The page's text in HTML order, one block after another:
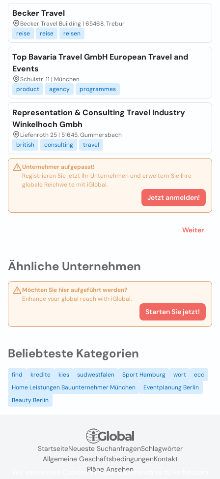
Ähnliche Unternehmen
Möchten Sie hier aufgeführt werden?
Enhance your global reach with iGlobal.
Starten Sie jetzt!
Becker Travel
Becker Travel Building | 65468, Trebur
reise
reise reisen
Top Bavaria Travel GmbH European Travel and
Events
Schulstr. 11 | München
product
agency programmes
Representation & Consulting Travel Industry
Winkelhoch Gmbh
Liefenroth 25 | 51645, Gummersbach
british
consulting travel
Unternehmer aufgepasst!
Registrieren Sie jetzt Ihr Unternehmen und erweitern Sie Ihre
globale Reichweite mit iGlobal.
Jetzt anmelden!
Weiter
Beliebteste Kategorien
find kredite kies sudwestfalen Sport Hamburg wort
ecc
Home Leistungen Bauunternehmer München
Eventplanung Berlin
Beauty Berlin
StartseiteNeueste SuchanfragenSchlagwörter
Allgemeine GeschäftsbedingungenKontakt
Pläne Ansehen
Wir verwenden Cookies, um das Nutzererlebnis zu verbessern